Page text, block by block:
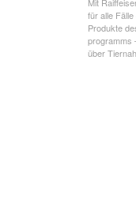
für alle
Produkte
programms
über